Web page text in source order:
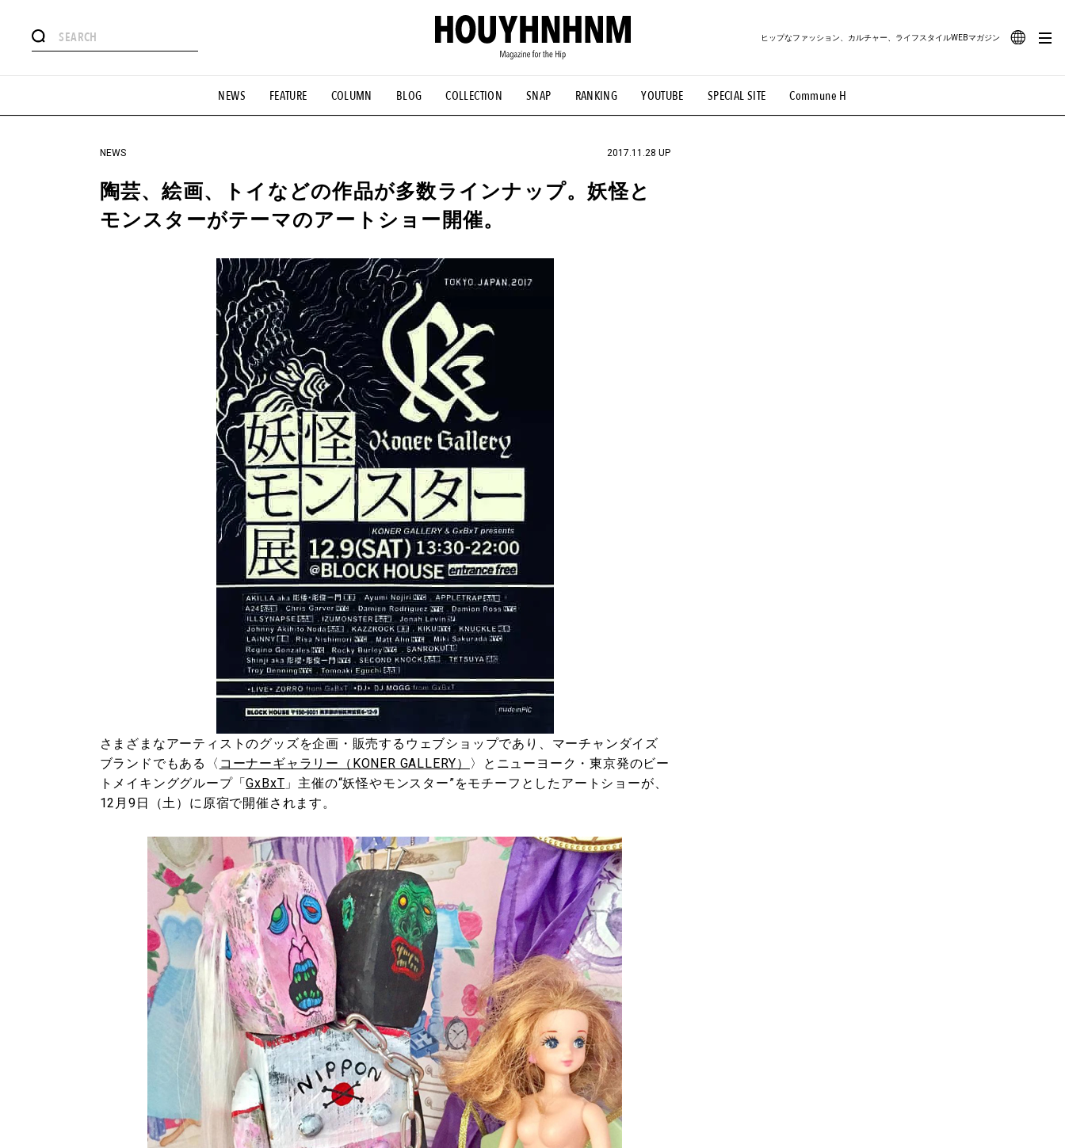
NEWS FEATURE COLUMN BLOG COLLECTION SNAP RANKING YOUTUBE SPECIAL SITE Commune H
ヒップなファッション、カルチャー、ライフスタイルWEBマガジン
#憧れの逸品 #ESSENTIAL DESIGNS #古着サミット #NEW VINTAGE #マイナーグッド図鑑 #路地裏てぃーん。 #MONTHLY JOURNAL
#GH 銘品の所以 #フイナムのYouTube #Commune H #FOCUS IT #AH.H #ととけん #FASHION #MUSIC #MOVIE #LIFESTYLE #SNEAKER #OUTDOOR
#HANDSOME HANDBOOK
NEWS 2017.11.28 UP
陶芸、絵画、トイなどの作品が多数ラインナップ。妖怪と
モンスターがテーマのアートショー開催。
さまざまなアーティストのグッズを企画・販売するウェブショップであり、マーチャンダイズ
ブランドでもある〈 コーナーギャラリー（KONER GALLERY）
〉とニューヨーク・東京発のビー
トメイキンググループ「GxBxT 」主催の“妖怪やモンスター”をモチーフとしたアートショーが、
12月9日（土）に原宿で開催されます。